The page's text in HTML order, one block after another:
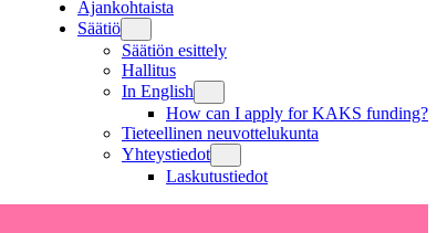
Ajankohtaista
Säätiö
Säätiön esittely
Hallitus
In English
How can I apply for KAKS funding?
Tieteellinen neuvottelukunta
Yhteystiedot
Laskutustiedot